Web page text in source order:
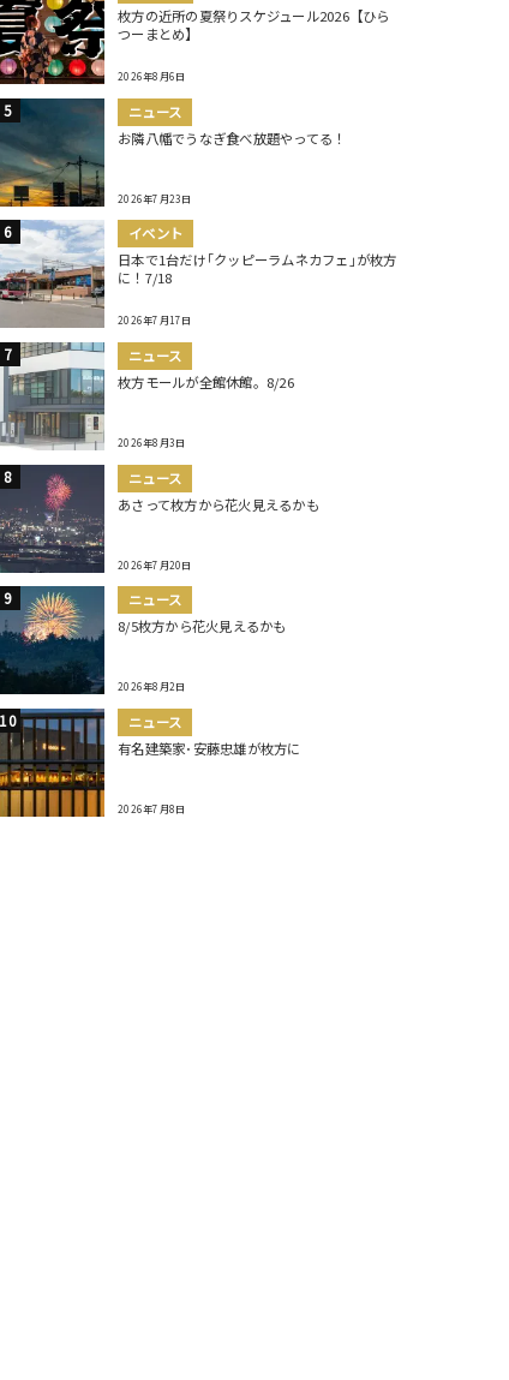
枚方の近所の夏祭りスケジュール2026【ひら
つーまとめ】
2026年8月6日
ニュース
お隣八幡でうなぎ食べ放題やってる！
2026年7月23日
イベント
日本で1台だけ｢クッピーラムネカフェ｣が枚方
に！7/18
2026年7月17日
ニュース
枚方モールが全館休館。8/26
2026年8月3日
ニュース
あさって枚方から花火見えるかも
2026年7月20日
ニュース
8/5枚方から花火見えるかも
2026年8月2日
ニュース
有名建築家･安藤忠雄が枚方に
2026年7月8日